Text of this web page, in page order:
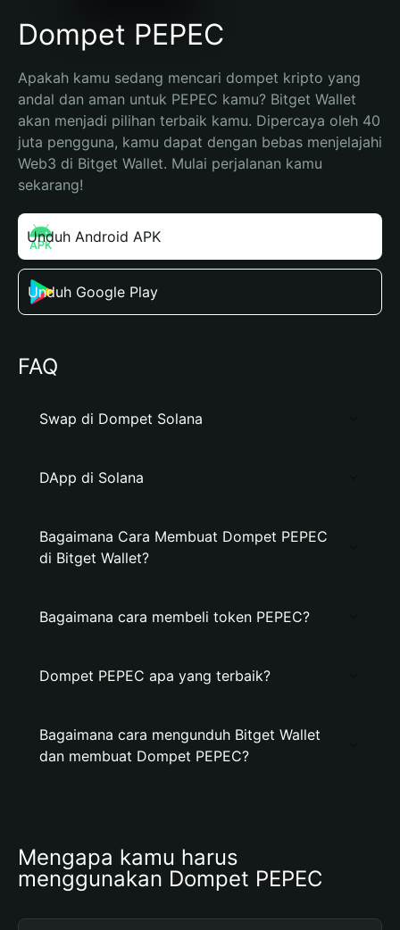
Dompet PEPEC
Apakah kamu sedang mencari dompet kripto yang
andal dan aman untuk PEPEC kamu? Bitget Wallet
akan menjadi pilihan terbaik kamu. Dipercaya oleh 40
juta pengguna, kamu dapat dengan bebas menjelajahi
Web3 di Bitget Wallet. Mulai perjalanan kamu
sekarang!
Unduh Android APK
Unduh Google Play
FAQ
Swap di Dompet Solana
DApp di Solana
Bagaimana Cara Membuat Dompet PEPEC
di Bitget Wallet?
Bagaimana cara membeli token PEPEC?
Dompet PEPEC apa yang terbaik?
Bagaimana cara mengunduh Bitget Wallet
dan membuat Dompet PEPEC?
Mengapa kamu harus
menggunakan Dompet PEPEC